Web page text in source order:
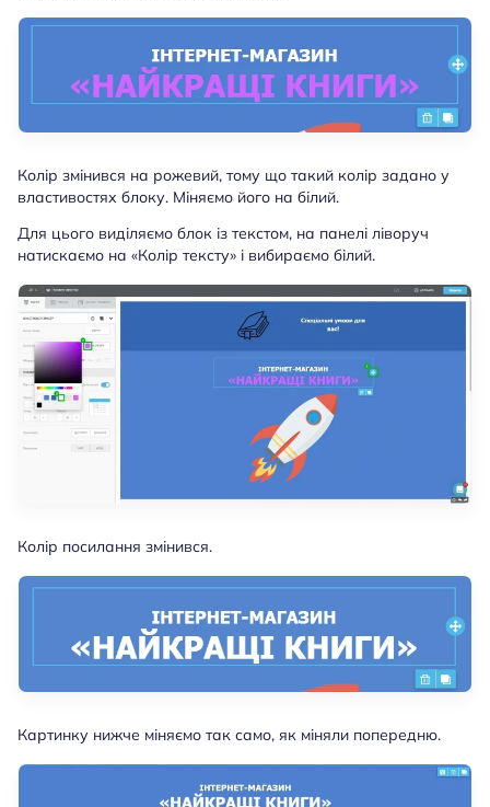
Колір змінився на рожевий, тому що такий колір задано у
властивостях блоку. Міняємо його на білий.
Для цього виділяємо блок із текстом, на панелі ліворуч
натискаємо на «Колір тексту» і вибираємо білий.
Колір посилання змінився.
Картинку нижче міняємо так само, як міняли попередню.